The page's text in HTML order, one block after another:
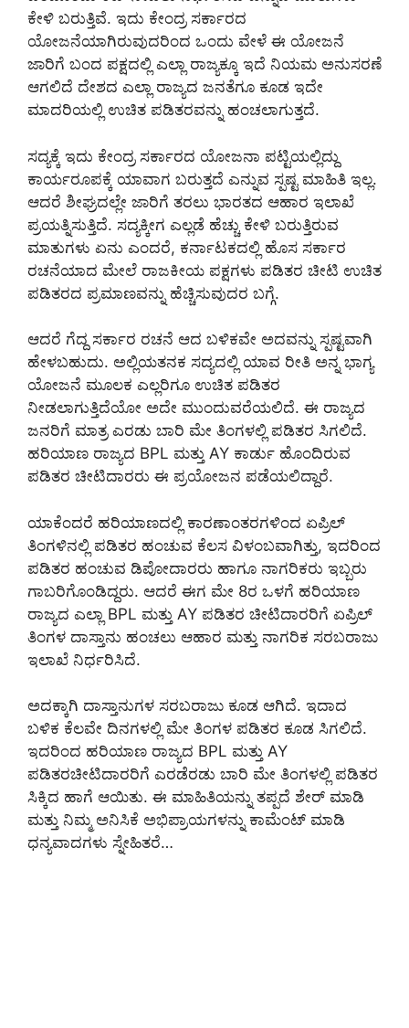
ಕೇಳಿ ಬರುತ್ತಿವೆ. ಇದು ಕೇಂದ್ರ ಸರ್ಕಾರದ
ಯೋಜನೆಯಾಗಿರುವುದರಿಂದ ಒಂದು ವೇಳೆ ಈ ಯೋಜನೆ
ಜಾರಿಗೆ ಬಂದ ಪಕ್ಷದಲ್ಲಿ ಎಲ್ಲಾ ರಾಜ್ಯಕ್ಕೂ ಇದೆ ನಿಯಮ ಅನುಸರಣೆ
ಆಗಲಿದೆ ದೇಶದ ಎಲ್ಲಾ ರಾಜ್ಯದ ಜನತೆಗೂ ಕೂಡ ಇದೇ
ಮಾದರಿಯಲ್ಲಿ ಉಚಿತ ಪಡಿತರವನ್ನು ಹಂಚಲಾಗುತ್ತದೆ.
ಸದ್ಯಕ್ಕೆ ಇದು ಕೇಂದ್ರ ಸರ್ಕಾರದ ಯೋಜನಾ ಪಟ್ಟಿಯಲ್ಲಿದ್ದು
ಕಾರ್ಯರೂಪಕ್ಕೆ ಯಾವಾಗ ಬರುತ್ತದೆ ಎನ್ನುವ ಸ್ಪಷ್ಟ ಮಾಹಿತಿ ಇಲ್ಲ.
ಆದರೆ ಶೀಘ್ರದಲ್ಲೇ ಜಾರಿಗೆ ತರಲು ಭಾರತದ ಆಹಾರ ಇಲಾಖೆ
ಪ್ರಯತ್ನಿಸುತ್ತಿದೆ. ಸದ್ಯಕ್ಕೀಗ ಎಲ್ಲಡೆ ಹೆಚ್ಚು ಕೇಳಿ ಬರುತ್ತಿರುವ
ಮಾತುಗಳು ಏನು ಎಂದರೆ, ಕರ್ನಾಟಕದಲ್ಲಿ ಹೊಸ ಸರ್ಕಾರ
ರಚನೆಯಾದ ಮೇಲೆ ರಾಜಕೀಯ ಪಕ್ಷಗಳು ಪಡಿತರ ಚೀಟಿ ಉಚಿತ
ಪಡಿತರದ ಪ್ರಮಾಣವನ್ನು ಹೆಚ್ಚಿಸುವುದರ ಬಗ್ಗೆ.
ಆದರೆ ಗೆದ್ದ ಸರ್ಕಾರ ರಚನೆ ಆದ ಬಳಿಕವೇ ಅದವನ್ನು ಸ್ಪಷ್ಟವಾಗಿ
ಹೇಳಬಹುದು. ಅಲ್ಲಿಯತನಕ ಸದ್ಯದಲ್ಲಿ ಯಾವ ರೀತಿ ಅನ್ನ ಭಾಗ್ಯ
ಯೋಜನೆ ಮೂಲಕ ಎಲ್ಲರಿಗೂ ಉಚಿತ ಪಡಿತರ
ನೀಡಲಾಗುತ್ತಿದೆಯೋ ಅದೇ ಮುಂದುವರೆಯಲಿದೆ. ಈ ರಾಜ್ಯದ
ಜನರಿಗೆ ಮಾತ್ರ ಎರಡು ಬಾರಿ ಮೇ ತಿಂಗಳಲ್ಲಿ ಪಡಿತರ ಸಿಗಲಿದೆ.
ಹರಿಯಾಣ ರಾಜ್ಯದ BPL ಮತ್ತು AY ಕಾರ್ಡು ಹೊಂದಿರುವ
ಪಡಿತರ ಚೀಟಿದಾರರು ಈ ಪ್ರಯೋಜನ ಪಡೆಯಲಿದ್ದಾರೆ.
ಯಾಕೆಂದರೆ ಹರಿಯಾಣದಲ್ಲಿ ಕಾರಣಾಂತರಗಳಿಂದ ಏಪ್ರಿಲ್
ತಿಂಗಳಿನಲ್ಲಿ ಪಡಿತರ ಹಂಚುವ ಕೆಲಸ ವಿಳಂಬವಾಗಿತ್ತು, ಇದರಿಂದ
ಪಡಿತರ ಹಂಚುವ ಡಿಪೋದಾರರು ಹಾಗೂ ನಾಗರಿಕರು ಇಬ್ಬರು
ಗಾಬರಿಗೊಂಡಿದ್ದರು. ಆದರೆ ಈಗ ಮೇ 8ರ ಒಳಗೆ ಹರಿಯಾಣ
ರಾಜ್ಯದ ಎಲ್ಲಾ BPL ಮತ್ತು AY ಪಡಿತರ ಚೀಟಿದಾರರಿಗೆ ಏಪ್ರಿಲ್
ತಿಂಗಳ ದಾಸ್ತಾನು ಹಂಚಲು ಆಹಾರ ಮತ್ತು ನಾಗರಿಕ ಸರಬರಾಜು
ಇಲಾಖೆ ನಿರ್ಧರಿಸಿದೆ.
ಅದಕ್ಕಾಗಿ ದಾಸ್ತಾನುಗಳ ಸರಬರಾಜು ಕೂಡ ಆಗಿದೆ. ಇದಾದ
ಬಳಿಕ ಕೆಲವೇ ದಿನಗಳಲ್ಲಿ ಮೇ ತಿಂಗಳ ಪಡಿತರ ಕೂಡ ಸಿಗಲಿದೆ.
ಇದರಿಂದ ಹರಿಯಾಣ ರಾಜ್ಯದ BPL ಮತ್ತು AY
ಪಡಿತರಚೀಟಿದಾರರಿಗೆ ಎರಡೆರಡು ಬಾರಿ ಮೇ ತಿಂಗಳಲ್ಲಿ ಪಡಿತರ
ಸಿಕ್ಕಿದ ಹಾಗೆ ಆಯಿತು. ಈ ಮಾಹಿತಿಯನ್ನು ತಪ್ಪದೆ ಶೇರ್ ಮಾಡಿ
ಮತ್ತು ನಿಮ್ಮ ಅನಿಸಿಕೆ ಅಭಿಪ್ರಾಯಗಳನ್ನು ಕಾಮೆಂಟ್ ಮಾಡಿ
ಧನ್ಯವಾದಗಳು ಸ್ನೇಹಿತರೆ…